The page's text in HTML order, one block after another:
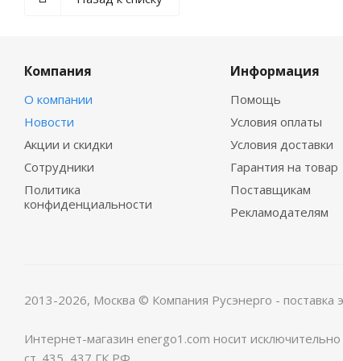
Компания
О компании
Новости
Акции и скидки
Сотрудники
Политика
конфиденциальности
Информация
Помощь
Условия оплаты
Условия доставки
Гарантия на товар
Поставщикам
Рекламодателям
2013-2026, Москва © Компания Русэнерго - поставка
Интернет-магазин energo1.com носит
ст. 435, 437 ГК РФ.